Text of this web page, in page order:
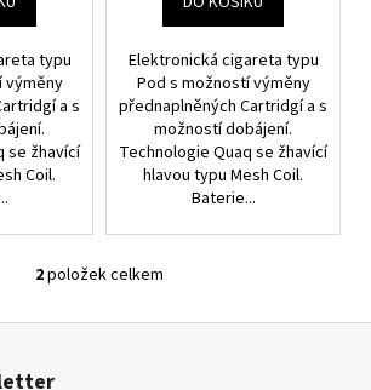
typu
výměny
a s
se žhavící
Coil.
Elektronická cigareta typu
Pod s možností výměny
přednaplněných Cartridgí a s
možností dobájení.
Technologie Quaq se žhavící
hlavou typu Mesh Coil.
Baterie...
O
V
2položek celkem